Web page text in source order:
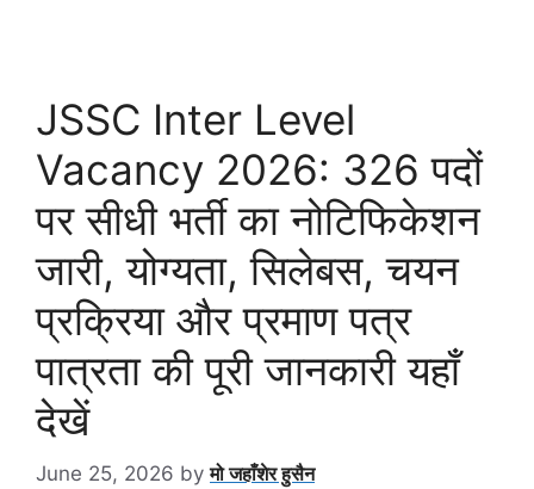
JSSC Inter Level
Vacancy 2026: 326 पदों
पर सीधी भर्ती का नोटिफिकेशन
जारी, योग्यता, सिलेबस, चयन
प्रक्रिया और प्रमाण पत्र
पात्रता की पूरी जानकारी यहाँ
देखें
June 25, 2026 byमो जहाँशेर हुसैन